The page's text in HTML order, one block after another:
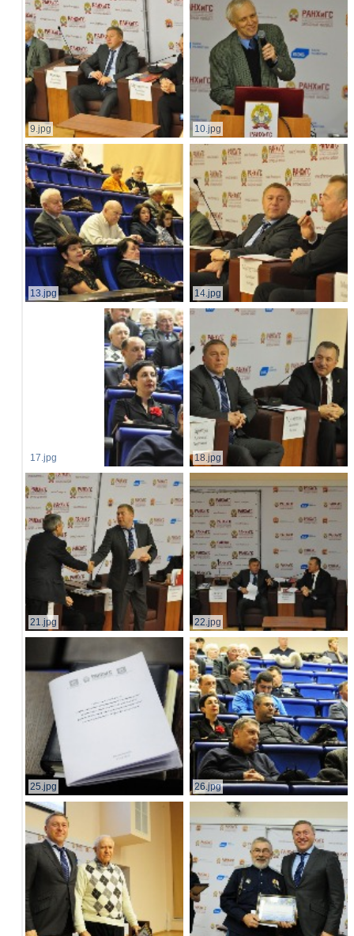
9.jpg 10.jpg
13.jpg 14.jpg
17.jpg 18.jpg
21.jpg 22.jpg
25.jpg 26.jpg